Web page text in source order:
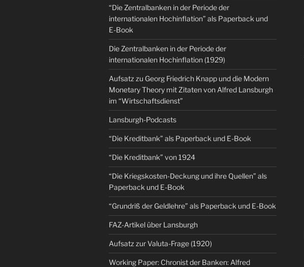
“Die Zentralbanken in der Periode der
internationalen Hochinflation” als Paperback und
E-Book
Die Zentralbanken in der Periode der
internationalen Hochinflation (1929)
Aufsatz zu Georg Friedrich Knapp und die Modern
Monetary Theory mit Zitaten von Alfred Lansburgh
im “Wirtschaftsdienst”
Lansburgh-Podcasts
“Die Kreditbank” als Paperback und E-Book
“Die Kreditbank” von 1924
“Die Kriegskosten-Deckung und ihre Quellen” als
Paperback und E-Book
“Grundriß der Geldlehre” als Paperback und E-Book
FAZ-Artikel über Lansburgh
Aufsatz zur Valuta-Frage (1920)
Working Paper: Chronist der Banken: Alfred